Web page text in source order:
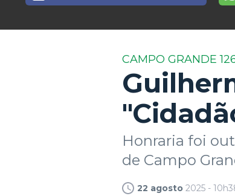
CAMPO GRANDE
Honraria foi
de Campo
22 agosto 2025 -